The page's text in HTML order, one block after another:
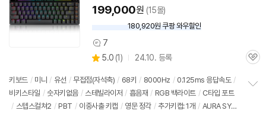
199,000원 (15몰)
우
할
인
180,920원 쿠팡 와우할인
상
품
견
7
별
점
5.0 (상
리
뷰
1) 24.10. 등록
관
키보드 / 미니 / 유선 / 무접점(자석축) / 68키 / 8000Hz / 0.125ms 응답속도 /
비키스타일 / 숫자키없음 / 스테빌라이저 / 흡음재 / RGB 백라이트 / C타입 포트
/ 스텝스컬쳐2 / PBT / 이중사출 키캡 / 영문 정각 / 추가키캡: 1개 / AURA SYN